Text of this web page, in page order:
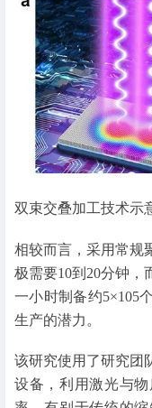
双束交叠加工技术示
相较而言，采用常规
极需要10到20分钟，
一小时制备约5×105
生产的潜力。
该研究使用了研究团
设备，利用激光与